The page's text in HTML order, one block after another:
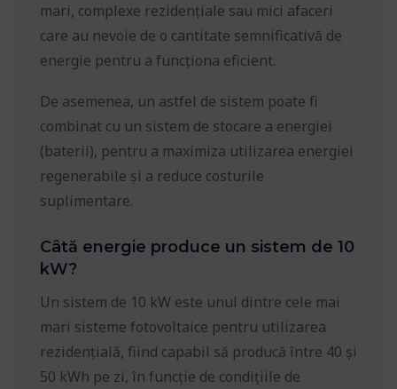
mari, complexe rezidențiale sau mici afaceri
care au nevoie de o cantitate semnificativă de
energie pentru a funcționa eficient.
De asemenea, un astfel de sistem poate fi
combinat cu un sistem de stocare a energiei
(baterii), pentru a maximiza utilizarea energiei
regenerabile și a reduce costurile
suplimentare.
Câtă energie produce un sistem de 10
kW?
Un sistem de 10 kW este unul dintre cele mai
mari sisteme fotovoltaice pentru utilizarea
rezidențială, fiind capabil să producă între 40 și
50 kWh pe zi, în funcție de condițiile de